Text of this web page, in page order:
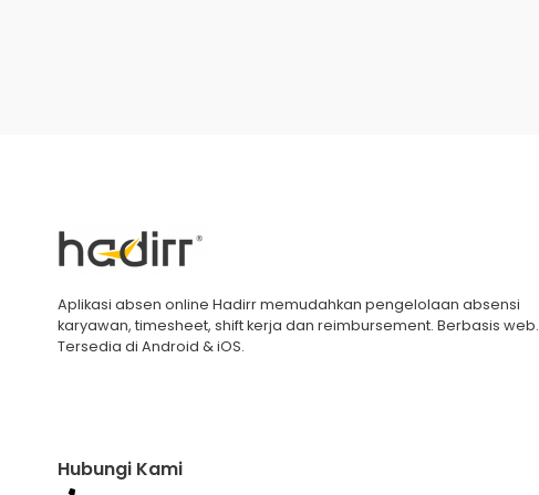
Aplikasi absen online Hadirr memudahkan pengelolaan absensi
karyawan, timesheet, shift kerja dan reimbursement. Berbasis web.
Tersedia di Android & iOS.
Hubungi Kami